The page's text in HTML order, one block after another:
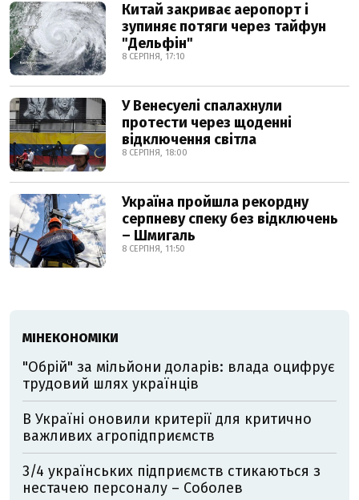
Китай закриває аеропорт і
зупиняє потяги через тайфун
"Дельфін"
8 СЕРПНЯ, 17:10
У Венесуелі спалахнули
протести через щоденні
відключення світла
8 СЕРПНЯ, 18:00
Україна пройшла рекордну
серпневу спеку без відключень
– Шмигаль
8 СЕРПНЯ, 11:50
МІНЕКОНОМІКИ
"Обрій" за мільйони доларів: влада оцифрує
трудовий шлях українців
В Україні оновили критерії для критично
важливих агропідприємств
3/4 українських підприємств стикаються з
нестачею персоналу – Соболев